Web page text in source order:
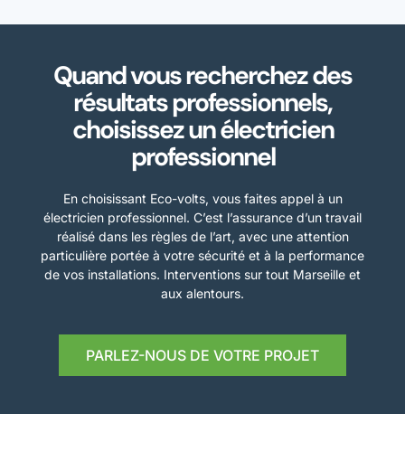
Quand vous recherchez des
résultats professionnels,
choisissez un électricien
professionnel
En choisissant Eco-volts, vous faites appel à un
électricien professionnel. C’est l’assurance d’un travail
réalisé dans les règles de l’art, avec une attention
particulière portée à votre sécurité et à la performance
de vos installations. Interventions sur tout Marseille et
aux alentours.
PARLEZ-NOUS DE VOTRE PROJET